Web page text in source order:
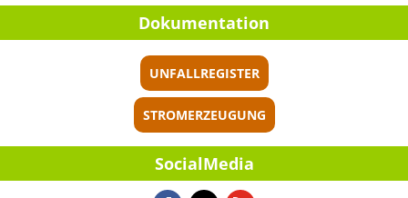
Dokumen­ta­tion
UNFALLREGISTER
STROMERZEUGUNG
Social­Me­dia